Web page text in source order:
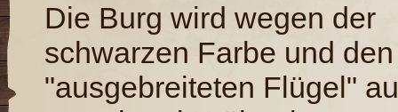
Die Burg wird wegen der
schwarzen Farbe und den
"ausgebreiteten Flügel"